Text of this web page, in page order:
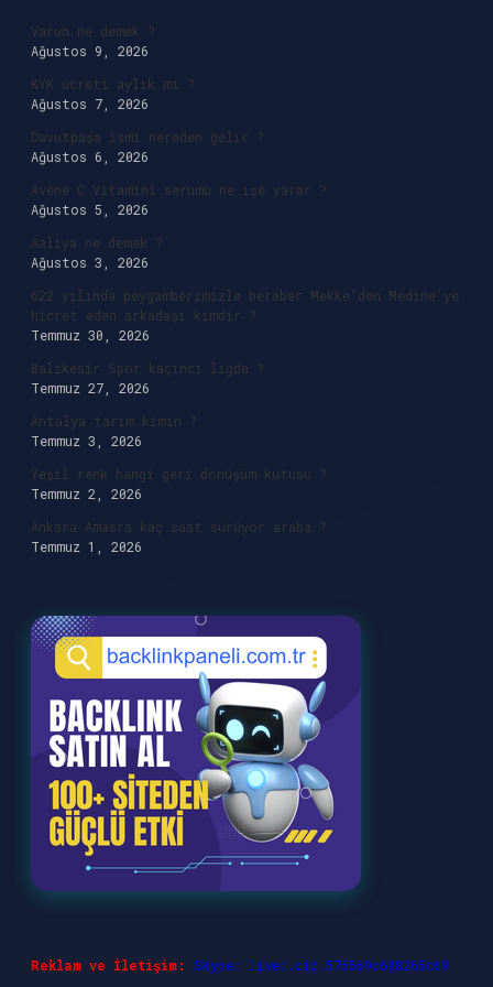
Varun ne demek ?
Ağustos 9, 2026
KYK ücreti aylık mı ?
Ağustos 7, 2026
Davutpaşa ismi nereden gelir ?
Ağustos 6, 2026
Avene C Vitamini serumu ne işe yarar ?
Ağustos 5, 2026
Aaliya ne demek ?
Ağustos 3, 2026
622 yılında peygamberimizle beraber Mekke’den Medine’ye
hicret eden arkadaşı kimdir ?
Temmuz 30, 2026
Balıkesir Spor kaçıncı ligde ?
Temmuz 27, 2026
Antalya tarım kimin ?
Temmuz 3, 2026
Yeşil renk hangi geri dönüşüm kutusu ?
Temmuz 2, 2026
Ankara Amasra kaç saat sürüyor araba ?
Temmuz 1, 2026
Reklam ve İletişim: Skype: live:.cid.575569c608265c69